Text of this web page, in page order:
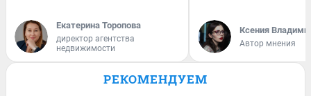
Екатерина Торопова
директор агентства
недвижимости
Ксения
Автор мнения
РЕКОМЕНДУЕМ